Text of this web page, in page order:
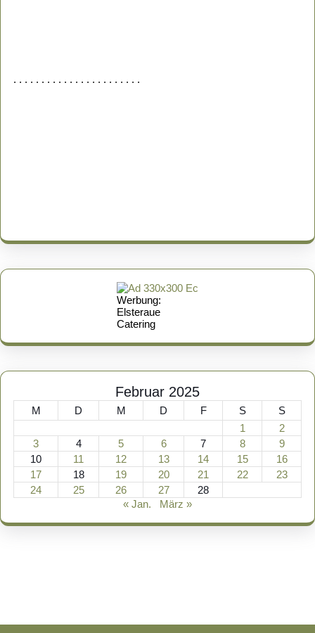
. . . . . . . . . . . . . . . . . . . . . . .
Werbung:
Elsteraue
Catering
Februar 2025
M D M D F S
S
1
2
3
4 5 6 7 8
9
10
11 12 13 14 15
16
17
18 19 20 21 22
23
24
25 26 27
28
« Jan.
März »